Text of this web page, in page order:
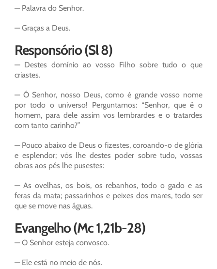
— Palavra do Senhor.
— Graças a Deus.
Responsório (Sl 8)
— Destes domínio ao vosso Filho sobre tudo o que
criastes.
— Ó Senhor, nosso Deus, como é grande vosso nome
por todo o universo! Perguntamos: “Senhor, que é o
homem, para dele assim vos lembrardes e o tratardes
com tanto carinho?”
— Pouco abaixo de Deus o fizestes, coroando-o de glória
e esplendor; vós lhe destes poder sobre tudo, vossas
obras aos pés lhe pusestes:
— As ovelhas, os bois, os rebanhos, todo o gado e as
feras da mata; passarinhos e peixes dos mares, todo ser
que se move nas águas.
Evangelho (Mc 1,21b-28)
— O Senhor esteja convosco.
— Ele está no meio de nós.